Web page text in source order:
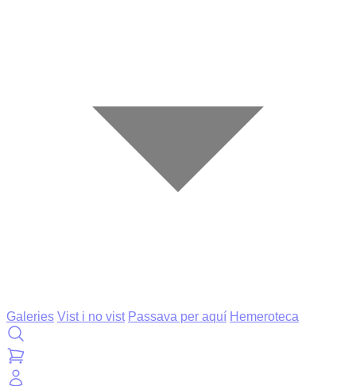
Galeries Vist i no vist Passava per aquí Hemeroteca